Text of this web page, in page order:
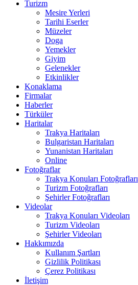
Turizm
Mesire Yerleri
Tarihi Eserler
Müzeler
Doga
Yemekler
Giyim
Gelenekler
Etkinlikler
Konaklama
Firmalar
Haberler
Türküler
Haritalar
Trakya Haritaları
Bulgaristan Haritaları
Yunanistan Haritaları
Online
Fotoğraflar
Trakya Konuları Fotoğrafları
Turizm Fotoğrafları
Şehirler Fotoğrafları
Videolar
Trakya Konuları Videoları
Turizm Videoları
Şehirler Videoları
Hakkımızda
Kullanım Şartları
Gizlilik Politikası
Çerez Politikası
İletişim